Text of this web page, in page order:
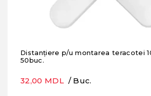
Distanțiere p/u montarea teracotei
50buc.
32,00 MDL / Buc.